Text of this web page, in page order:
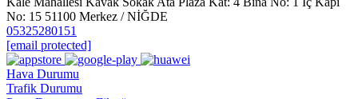
No: 15 51100 Merkez / NİĞDE
05325280151
[email protected]
Hava Durumu
Trafik Durumu